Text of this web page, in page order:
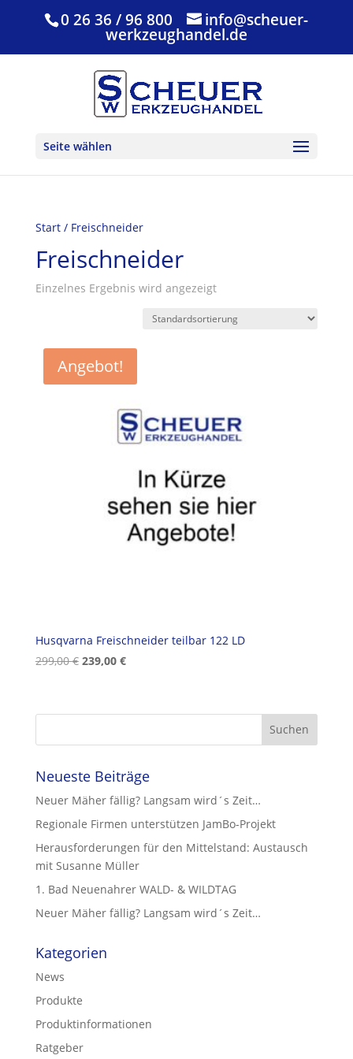
0 26 36 / 96 800 info@scheuer-
werkzeughandel.de
Seite wählen
Start/ Freischneider
Freischneider
Einzelnes Ergebnis wird angezeigt
Angebot!
Husqvarna Freischneider teilbar 122 LD
299,00€ Ursprünglicher
299,00 €
239,00 €Aktueller
239,00 €.
Neueste Beiträge
Neuer Mäher fällig? Langsam wird´s Zeit…
Regionale Firmen unterstützen JamBo-Projekt
Herausforderungen für den Mittelstand: Austausch
mit Susanne Müller
1. Bad Neuenahrer WALD- & WILDTAG
Neuer Mäher fällig? Langsam wird´s Zeit…
Kategorien
News
Produkte
Produktinformationen
Ratgeber